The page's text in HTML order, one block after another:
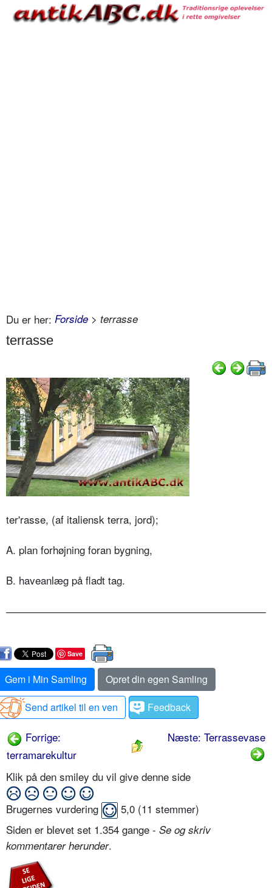
Du er her: Forside > terrasse
terrasse
ter'rasse, (af italiensk terra, jord);
A. plan forhøjning foran bygning,
B. haveanlæg på fladt tag.
Save
Gem i Min Samling
Opret din egen Samling
Send artikel til en ven
Feedback
Forrige:
terramarekultur
Næste: Terrassevase
Klik på den smiley du vil give denne side
Brugernes vurdering 5,0 (11 stemmer)
Siden er blevet set 1.354 gange - Se og skriv
kommentarer herunder.